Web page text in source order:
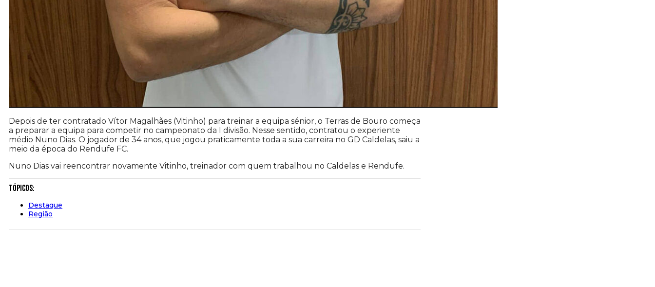
Depois de ter contratado Vítor Magalhães (Vitinho) para treinar a equipa sénior, o Terras de Bouro começa
a preparar a equipa para competir no campeonato da I divisão. Nesse sentido, contratou o experiente
médio Nuno Dias. O jogador de 34 anos, que jogou praticamente toda a sua carreira no GD Caldelas, saiu a
meio da época do Rendufe FC.
Nuno Dias vai reencontrar novamente Vitinho, treinador com quem trabalhou no Caldelas e Rendufe.
Tópicos:
Destaque
Região